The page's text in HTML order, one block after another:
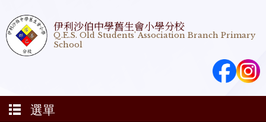
伊利沙伯中學舊生會小學分校
Q.E.S. Old Students' Association Branch Primary
School
選單